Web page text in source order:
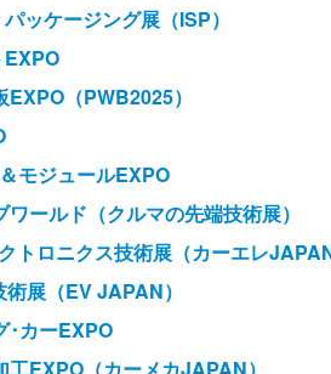
ッケージング展（ISP）
EXPO
EXPO（PWB2025）
モジュールEXPO
ールド（クルマの先端技術展）
トロニクス技術展（カーエレ
展（EV JAPAN）
･カーEXPO